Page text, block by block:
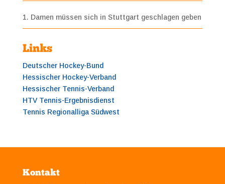
1. Damen müssen sich in Stuttgart geschlagen geben
Links
Deutscher Hockey-Bund
Hessischer Hockey-Verband
Hessischer Tennis-Verband
HTV Tennis-Ergebnisdienst
Tennis Regionalliga Südwest
Kontakt